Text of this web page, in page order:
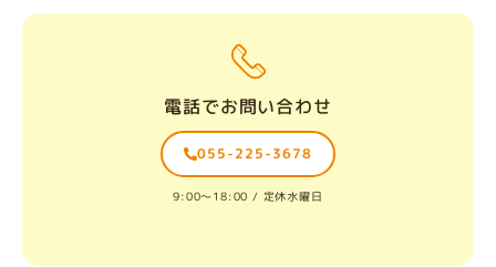
電話でお問い合わせ
055-225-3678
9:00〜18:00 / 定休水曜日